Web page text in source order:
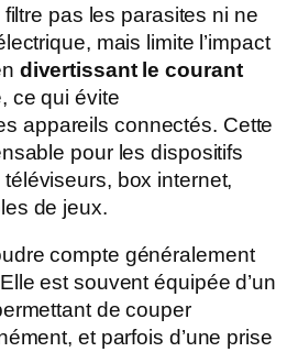
pas les parasites ni ne
mais limite l’impact
divertissant le courant
ce qui évite
appareils connectés. Cette
pour les dispositifs
box internet,
de jeux.
compte généralement
est souvent équipée d’un
de couper
et parfois d’une prise